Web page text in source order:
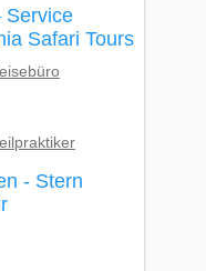
Service
Safari Tours
- Stern